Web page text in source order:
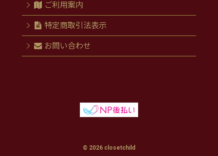
ご利用案内
特定商取引法表示
お問い合わせ
© 2026 closetchild